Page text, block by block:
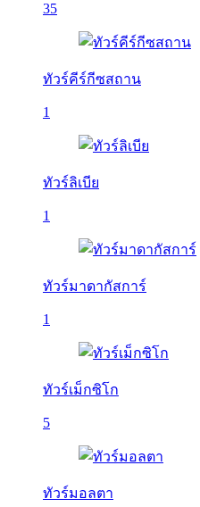
35
ทัวร์คีร์กีซสถาน
1
ทัวร์ลิเบีย
1
ทัวร์มาดากัสการ์
1
ทัวร์เม็กซิโก
5
ทัวร์มอลตา